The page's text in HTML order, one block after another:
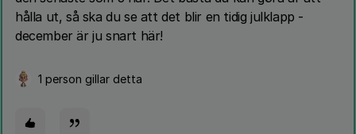
hålla ut, så ska du se att det blir en tidig julklapp -
december är ju snart här!
1 person gillar detta